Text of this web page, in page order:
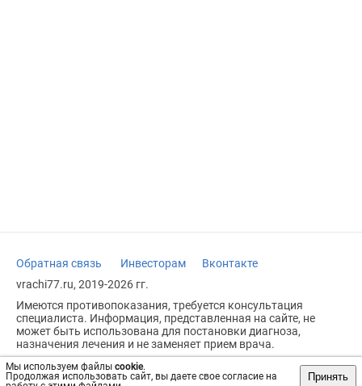
Мы используем файлы cookie.
Продолжая использовать сайт, вы даете свое согласие на
Принять
Обратная связь Инвесторам
Вконтакте
vrachi77.ru, 2019-2026 гг.
Имеются противопоказания, требуется консультация
специалиста. Информация, представленная на сайте, не
может быть использована для постановки диагноза,
назначения лечения и не заменяет прием врача.
Возрастное ограничение: 18+